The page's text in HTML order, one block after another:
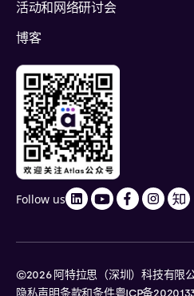
活动和网络研讨会
博客
Follow us
©2026 阿特拉思（深圳）科技有限